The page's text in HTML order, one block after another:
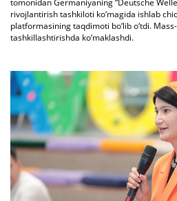
tomonidan Germaniyaning “Deutsche
rivojlantirish tashkiloti ko‘magida ishlab
platformasining taqdimoti bo‘lib o‘tdi.
tashkillashtirishda ko‘maklashdi.